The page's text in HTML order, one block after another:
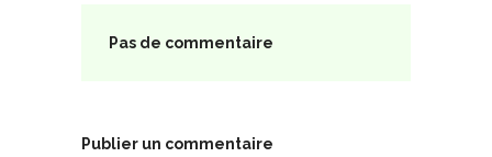
Pas de commentaire
Publier un commentaire